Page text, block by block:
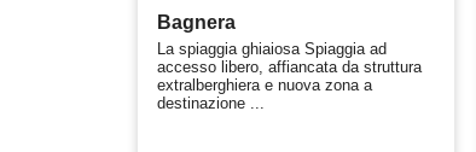
Bagnera
La spiaggia ghiaiosa Spiaggia ad
accesso libero, affiancata da struttura
extralberghiera e nuova zona a
destinazione ...